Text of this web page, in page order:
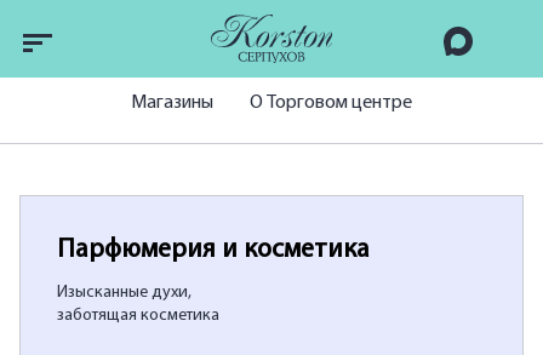
Магазины О Торговом центре
Парфюмерия и косметика
Изысканные духи,
заботящая косметика